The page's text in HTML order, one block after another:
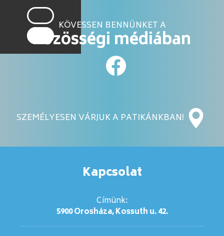
KÖVESSEN BENNÜNKET A
közösségi médiában
SZEMÉLYESEN VÁRJUK A PATIKÁNKBAN!
Kapcsolat
Címünk:
5900 Orosháza, Kossuth u. 42.